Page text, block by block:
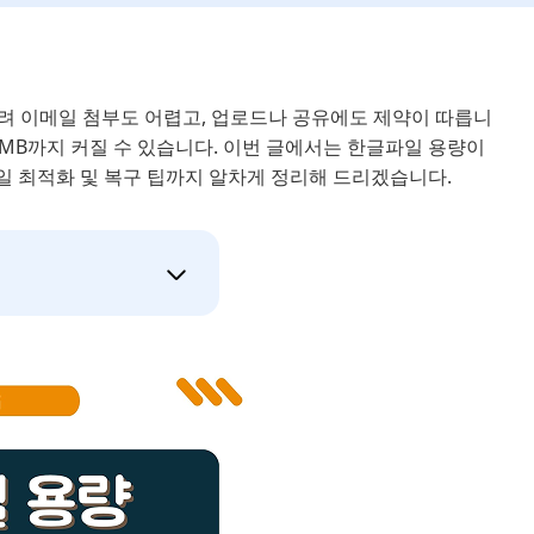
이메일 첨부도 어렵고, 업로드나 공유에도 제약이 따릅니
까지 커질 수 있습니다. 이번 글에서는 한글파일 용량이
최적화 및 복구 팁까지 알차게 정리해 드리겠습니다.